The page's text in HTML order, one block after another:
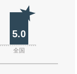
5.0
全国